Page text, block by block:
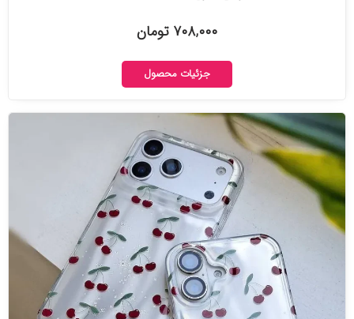
۷۰۸,۰۰۰ تومان
جزئیات محصول